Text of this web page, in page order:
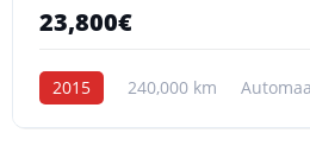
23,800€
2015 240,000 km